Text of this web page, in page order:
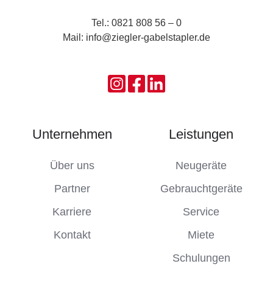
Tel.: 0821 808 56 – 0
Mail: info@​ziegler-​gabelstapler.​de
Unternehmen
Über uns
Partner
Karriere
Kontakt
Leistungen
Neugeräte
Gebrauchtgeräte
Service
Miete
Schulungen